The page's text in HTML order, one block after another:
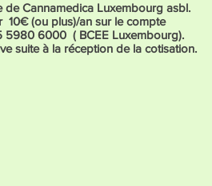
de Cannamedica Luxembourg asbl.
10€ (ou plus)/an sur le compte
5980 6000 ( BCEE Luxembourg).
suite à la réception de la cotisation.